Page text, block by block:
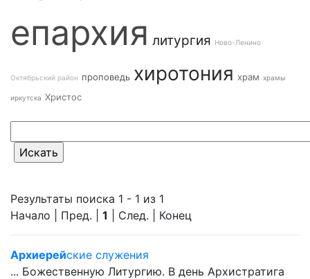
епархия литургия Ново-Ленино
Октябрьский район проповедь хиротония храм храмы
иркутска Христос
Результаты поиска 1 - 1 из 1
Начало | Пред. | 1 | След. | Конец
Архиерейские служения
... Божественную Литургию. В день Архистратига